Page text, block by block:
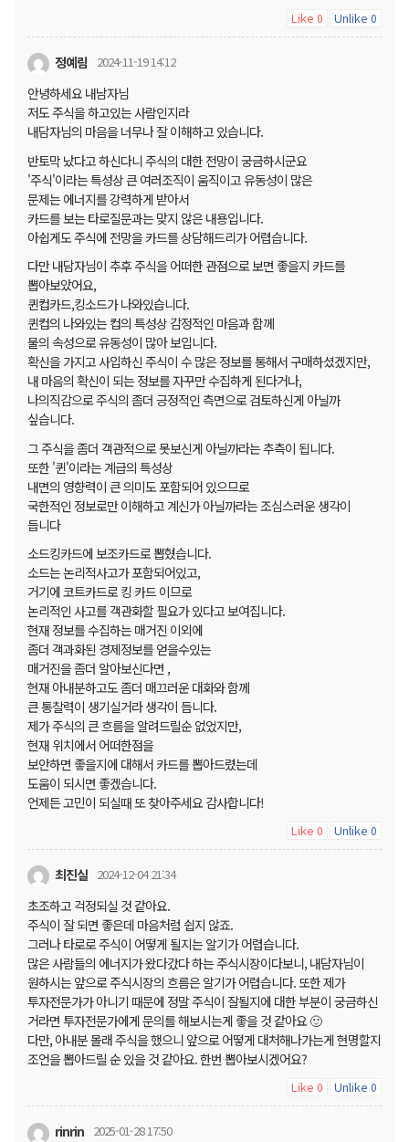
Like 0 Unlike 0
정예림 2024-11-19 14:12
안녕하세요 내남자님
저도 주식을 하고있는 사람인지라
내담자님의 마음을 너무나 잘 이해하고 있습니다.
반토막 났다고 하신다니 주식의 대한 전망이 궁금하시군요
'주식'이라는 특성상 큰 여러조직이 움직이고 유동성이 많은
문제는 에너지를 강력하게 받아서
카드를 보는 타로질문과는 맞지 않은 내용입니다.
아쉽게도 주식에 전망을 카드를 상담해드리가 어렵습니다.
다만 내담자님이 추후 주식을 어떠한 관점으로 보면 좋을지 카드를
뽑아보았어요,
퀸컵카드,킹소드가 나와있습니다.
퀸컵의 나와있는 컵의 특성상 감정적인 마음과 함께
물의 속성으로 유동성이 많아 보입니다.
확신을 가지고 사입하신 주식이 수 많은 정보를 통해서 구매하셨겠지만,
내 마음의 확신이 되는 정보를 자꾸만 수집하게 된다거나,
나의직감으로 주식의 좀더 긍정적인 측면으로 검토하신게 아닐까
싶습니다.
그 주식을 좀더 객관적으로 못보신게 아닐까라는 추측이 됩니다.
또한 '퀸'이라는 계급의 특성상
내면의 영향력이 큰 의미도 포함되어 있으므로
국한적인 정보로만 이해하고 계신가 아닐까라는 조심스러운 생각이
듭니다
소드킹카드에 보조카드로 뽑혔습니다.
소드는 논리적사고가 포함되어있고,
거기에 코트카드로 킹 카드 이므로
논리적인 사고를 객관화할 필요가 있다고 보여집니다.
현재 정보를 수집하는 매거진 이외에
좀더 객과화된 경제정보를 얻을수있는
매거진을 좀더 알아보신다면 ,
현재 아내분하고도 좀더 매끄러운 대화와 함께
큰 통찰력이 생기실거라 생각이 듭니다.
제가 주식의 큰 흐름을 알려드릴순 없었지만,
현재 위치에서 어떠한점을
보안하면 좋을지에 대해서 카드를 뽑아드렸는데
도움이 되시면 좋겠습니다.
언제든 고민이 되실때 또 찾아주세요 감사합니다!
Like 0 Unlike 0
최진실 2024-12-04 21:34
초조하고 걱정되실 것 같아요.
주식이 잘 되면 좋은데 마음처럼 쉽지 않죠.
그러나 타로로 주식이 어떻게 될지는 알기가 어렵습니다.
많은 사람들의 에너지가 왔다갔다 하는 주식시장이다보니, 내담자님이
원하시는 앞으로 주식시장의 흐름은 알기가 어렵습니다. 또한 제가
투자전문가가 아니기 때문에 정말 주식이 잘될지에 대한 부분이 궁금하신
거라면 투자전문가에게 문의를 해보시는게 좋을 것 같아요 🙂
다만, 아내분 몰래 주식을 했으니 앞으로 어떻게 대처해나가는게 현명할지
조언을 뽑아드릴 순 있을 것 같아요. 한번 뽑아보시겠어요?
Like 0 Unlike 0
rinrin 2025-01-28 17:50